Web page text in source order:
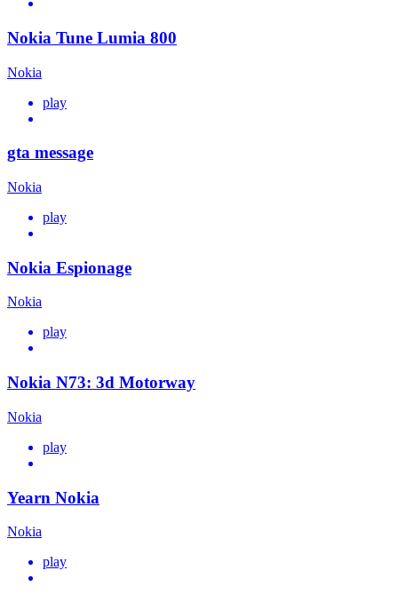
Nokia Tune Lumia 800
Nokia
play
gta message
Nokia
play
Nokia Espionage
Nokia
play
Nokia N73: 3d Motorway
Nokia
play
Yearn Nokia
Nokia
play